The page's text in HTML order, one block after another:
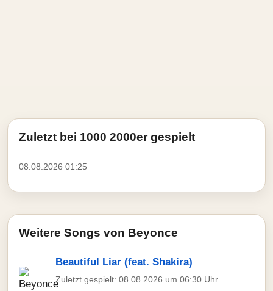
Zuletzt bei 1000 2000er gespielt
08.08.2026 01:25
Weitere Songs von Beyonce
Beautiful Liar (feat. Shakira)
Zuletzt gespielt: 08.08.2026 um 06:30 Uhr